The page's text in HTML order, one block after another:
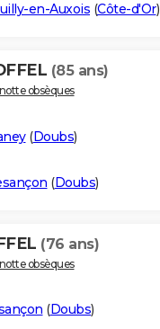
en-Auxois (Côte-d'Or)
(85 ans)
obsèques
(Doubs)
(Doubs)
(76 ans)
obsèques
(Doubs)